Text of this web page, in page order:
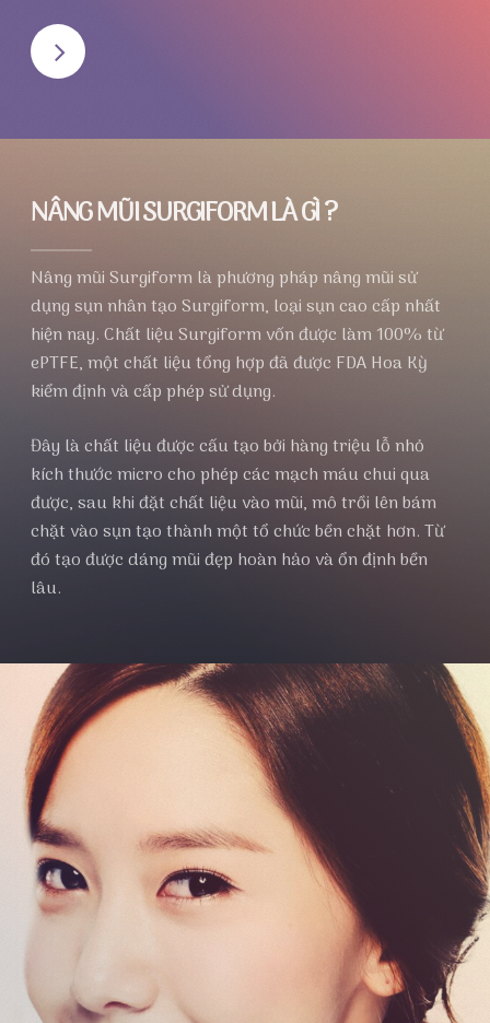
NÂNG MŨI SURGIFORM LÀ GÌ ?
Nâng mũi Surgiform là phương pháp nâng mũi sử
dụng sụn nhân tạo Surgiform, loại sụn cao cấp nhất
hiện nay. Chất liệu Surgiform vốn được làm 100% từ
ePTFE, một chất liệu tổng hợp đã được FDA Hoa Kỳ
kiểm định và cấp phép sử dụng.
Đây là chất liệu được cấu tạo bởi hàng triệu lỗ nhỏ
kích thước micro cho phép các mạch máu chui qua
được, sau khi đặt chất liệu vào mũi, mô trồi lên bám
chặt vào sụn tạo thành một tổ chức bền chặt hơn. Từ
đó tạo được dáng mũi đẹp hoàn hảo và ổn định bền
lâu.